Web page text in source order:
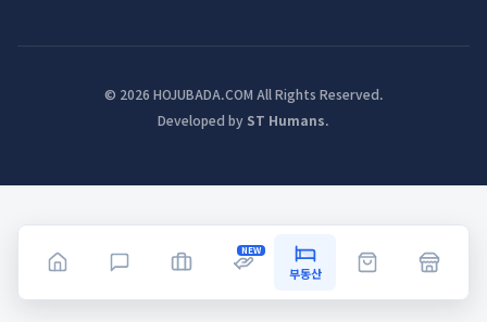
© 2026 HOJUBADA.COM All Rights Reserved.
Developed by ST Humans.
NEW
부동산